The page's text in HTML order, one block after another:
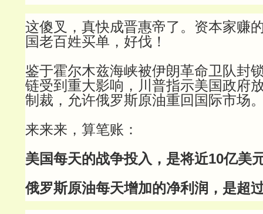
这傻叉，真快成晋惠帝了。资本家赚
国老百姓买单，好伐！
鉴于霍尔木兹海峡被伊朗革命卫队封
链受到重大影响，川普指示美国政府
制裁，允许俄罗斯原油重回国际市场
来来来，算笔账：
美国每天的战争投入，是将近10亿美
俄罗斯原油每天增加的净利润，是超